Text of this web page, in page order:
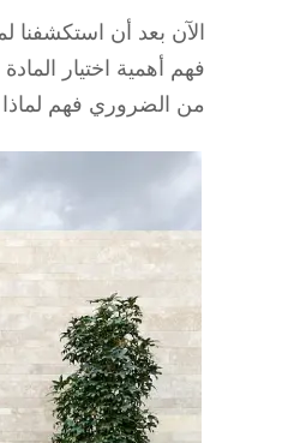
الآن بعد أن استكشفنا
فهم أهمية اختيار
من الضروري فهم لماذا